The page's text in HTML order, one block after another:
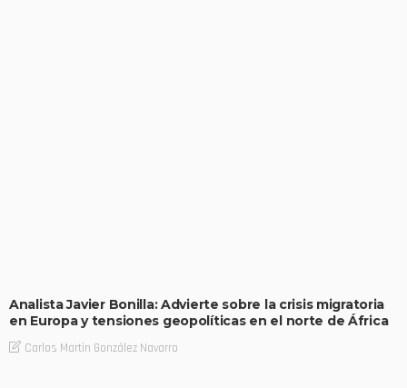
Analista Javier Bonilla: Advierte sobre la crisis migratoria
en Europa y tensiones geopolíticas en el norte de África
Carlos Martin González Navarro